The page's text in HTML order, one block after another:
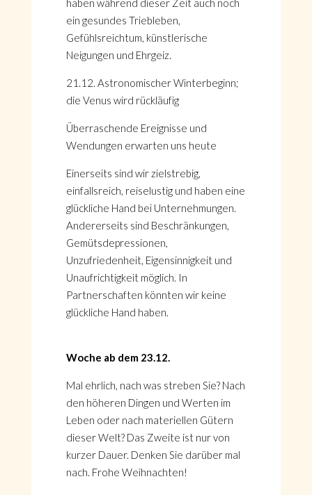
ÜBER AVANTGART.DE
IMPRESSUM & DATENSCHUTZ
haben während dieser Zeit auch noch
ein gesundes Triebleben,
Gefühlsreichtum, künstlerische
Neigungen und Ehrgeiz.
21.12. Astronomischer Winterbeginn;
die Venus wird rückläufig
Überraschende Ereignisse und
Wendungen erwarten uns heute
Einerseits sind wir zielstrebig,
einfallsreich, reiselustig und haben eine
glückliche Hand bei Unternehmungen.
Andererseits sind Beschränkungen,
Gemütsdepressionen,
Unzufriedenheit, Eigensinnigkeit und
Unaufrichtigkeit möglich. In
Partnerschaften könnten wir keine
glückliche Hand haben.
Woche ab dem 23.12.
Mal ehrlich, nach was streben Sie? Nach
den höheren Dingen und Werten im
Leben oder nach materiellen Gütern
dieser Welt? Das Zweite ist nur von
kurzer Dauer. Denken Sie darüber mal
nach. Frohe Weihnachten!